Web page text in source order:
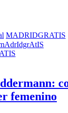
MADRIDGRATIS
femenino